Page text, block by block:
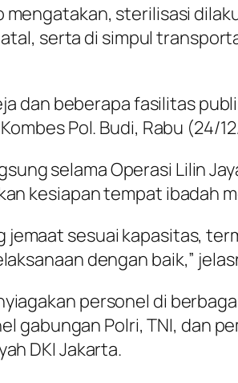
mengatakan, sterilisasi
serta di simpul
dan beberapa fasilitas
Pol. Budi, Rabu (24/
selama Operasi Lilin
kesiapan tempat ibadah
sesuai kapasitas,
dengan baik,”
personel di
gabungan Polri, TNI, dan
DKI Jakarta.